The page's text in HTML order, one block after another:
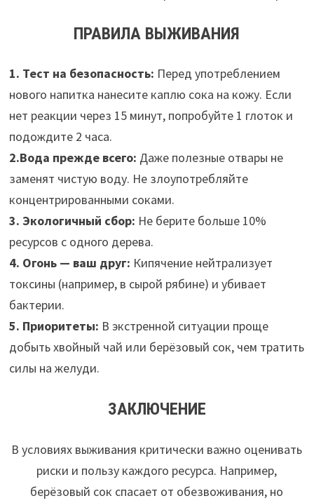
ПРАВИЛА ВЫЖИВАНИЯ
1. Тест на безопасность: Перед употреблением
нового напитка нанесите каплю сока на кожу. Если
нет реакции через 15 минут, попробуйте 1 глоток и
подождите 2 часа.
2.Вода прежде всего: Даже полезные отвары не
заменят чистую воду. Не злоупотребляйте
концентрированными соками.
3. Экологичный сбор: Не берите больше 10%
ресурсов с одного дерева.
4. Огонь — ваш друг: Кипячение нейтрализует
токсины (например, в сырой рябине) и убивает
бактерии.
5. Приоритеты: В экстренной ситуации проще
добыть хвойный чай или берёзовый сок, чем тратить
силы на желуди.
ЗАКЛЮЧЕНИЕ
В условиях выживания критически важно оценивать
риски и пользу каждого ресурса. Например,
берёзовый сок спасает от обезвоживания, но